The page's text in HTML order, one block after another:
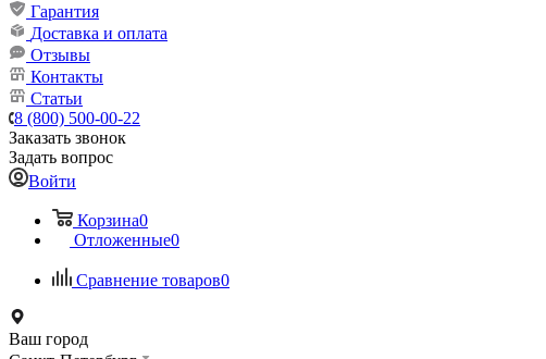
Гарантия
Доставка и оплата
Отзывы
Контакты
Статьи
8 (800) 500-00-22
Заказать звонок
Задать вопрос
Войти
Корзина0
Отложенные0
Сравнение товаров0
Ваш город